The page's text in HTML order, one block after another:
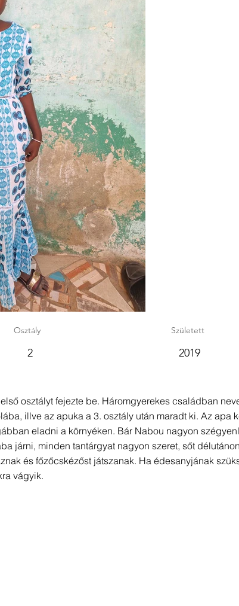
Osztály
2
Született
2019
osztályt fejezte be. Háromgyerekes családban
illve az apuka a 3. osztály után maradt ki. Az apa
eladni a környéken. Bár Nabou nagyon
járni, minden tantárgyat nagyon szeret, sőt
és főzőcskézőst játszanak. Ha édesanyjának
vágyik.